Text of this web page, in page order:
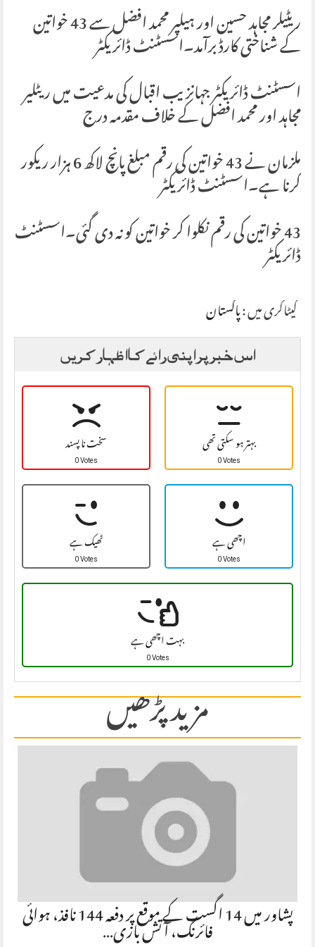
ریٹیلر مجاہد حسین اور ہیلپر محمد افضل سے 43 خواتین کے شناختی کارڈ برآمد۔اسسٹنٹ ڈائریکٹر
اسسٹنٹ ڈائریکٹر جہانزیب اقبال کی مدعیت میں ریٹلیر
مجاہد اور محمد افضل کے خلاف مقدمہ درج
ملزمان نے 43 خواتین کی رقم مبلغ پانچ لاکھ 6 ہزار ریکور
کرنا ہے۔اسسٹنٹ ڈائریکٹر
43 خواتین کی رقم نکلوا کر خواتین کو نہ دی گئی۔اسسٹنٹڈائریکٹر
کیٹاگری میں :پاکستان
اس خبر پر اپنی رائے کا اظہار کریں
سخت نا پسند
0 Votes بہتر ہو سکتی تھی
0 Votes
ٹھیک ہے
0 Votes اچھی ہے
0 Votes
بہت اچھی ہے
0 Votes
مزید پڑھیں
پشاور میں 14 اگست کے موقع پر دفعہ 144 نافذ، ہوائی فائرنگ، آتش بازی…